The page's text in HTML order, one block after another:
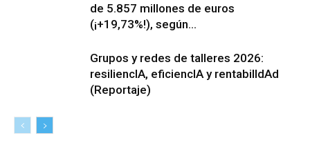
de 5.857 millones de euros
(¡+19,73%!), según...
Grupos y redes de talleres 2026:
resiliencIA, eficiencIA y rentabilIdAd
(Reportaje)